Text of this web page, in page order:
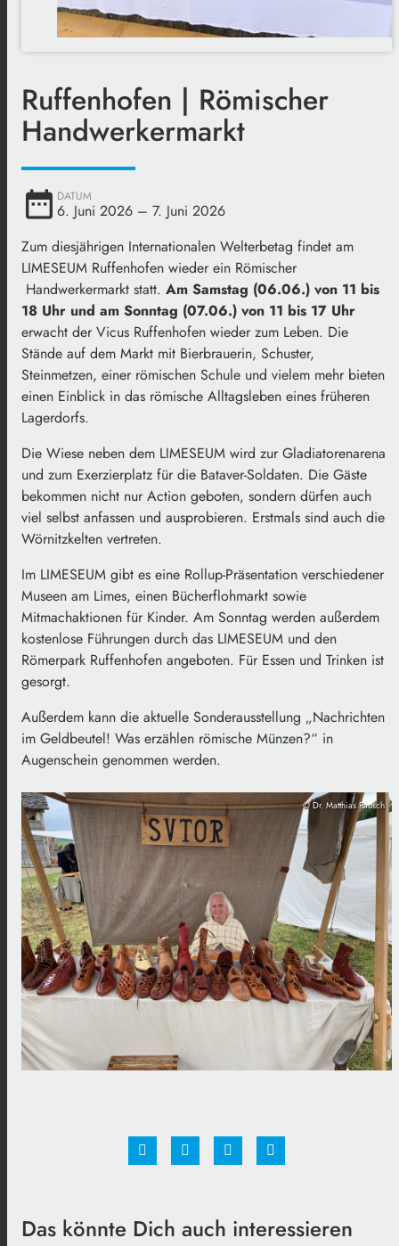
Ruffenhofen | Römischer
Handwerkermarkt
date_range DATUM
6. Juni 2026 – 7. Juni 2026
Zum diesjährigen Internationalen Welterbetag findet am
LIMESEUM Ruffenhofen wieder ein Römischer
Handwerkermarkt statt. Am Samstag (06.06.) von 11 bis
18 Uhr und am Sonntag (07.06.) von 11 bis 17 Uhr
erwacht der Vicus Ruffenhofen wieder zum Leben. Die
Stände auf dem Markt mit Bierbrauerin, Schuster,
Steinmetzen, einer römischen Schule und vielem mehr bieten
einen Einblick in das römische Alltagsleben eines früheren
Lagerdorfs.
Die Wiese neben dem LIMESEUM wird zur Gladiatorenarena
und zum Exerzierplatz für die Bataver-Soldaten. Die Gäste
bekommen nicht nur Action geboten, sondern dürfen auch
viel selbst anfassen und ausprobieren. Erstmals sind auch die
Wörnitzkelten vertreten.
Im LIMESEUM gibt es eine Rollup-Präsentation verschiedener
Museen am Limes, einen Bücherflohmarkt sowie
Mitmachaktionen für Kinder. Am Sonntag werden außerdem
kostenlose Führungen durch das LIMESEUM und den
Römerpark Ruffenhofen angeboten. Für Essen und Trinken ist
gesorgt.
Außerdem kann die aktuelle Sonderausstellung „Nachrichten
im Geldbeutel! Was erzählen römische Münzen?“ in
Augenschein genommen werden.
© Dr. Matthias Pausch
Das könnte Dich auch interessieren